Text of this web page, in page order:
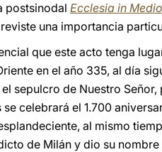
postsinodal Ecclesia in
una importancia
que este acto tenga
en el año 335, al día
sepulcro de Nuestro
se celebrará el 1.700
al mismo
de Milán y dio su